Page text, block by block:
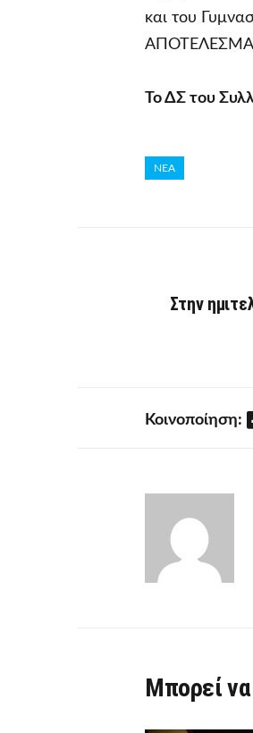
και του
Το ΔΣ του
ΝΕΑ
Στην
Κοινοποίηση:
Μπορεί